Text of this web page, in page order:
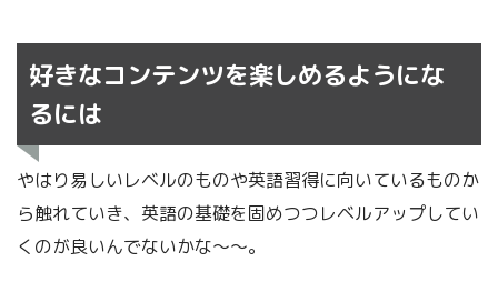
好きなコンテンツを楽しめるようにな
るには
やはり易しいレベルのものや英語習得に向いているものか
ら触れていき、英語の基礎を固めつつレベルアップしてい
くのが良いんでないかな～～。